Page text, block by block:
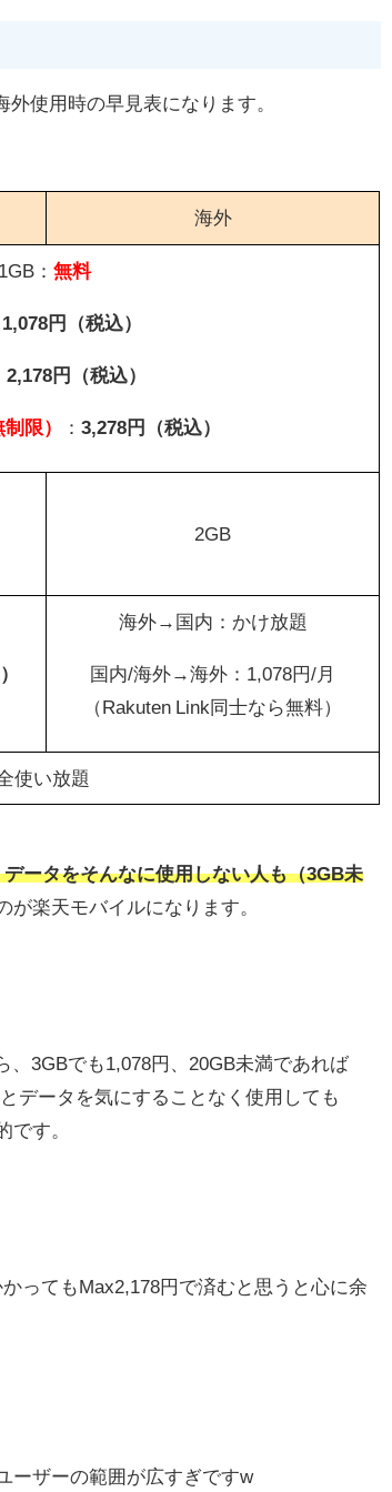
外使用時の早見表になります。
海外
： 無料
1,078円（税込）
2,178円（税込）
制限） ：3,278円（税込）
2GB
海外→国内：かけ放題
国内/海外→海外：1,078円/月
（Rakuten Link同士なら無料）
使い放題
ータをそんなに使用しない人も（3GB未
が楽天モバイルになります。
3GBでも1,078円、20GB未満であれば
データを気にすることなく使用しても
です。
ってもMax2,178円で済むと思うと心に余
ーザーの範囲が広すぎですw